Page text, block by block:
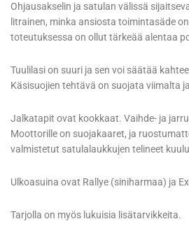
Ohjausakselin ja satulan välissä
litrainen, minka ansiosta toimintasäde
toteutuksessa on ollut tärkeää alentaa
Tuulilasi on suuri ja sen voi säätää
Käsisuojien tehtävä on suojata viimalta
Jalkatapit ovat kookkaat. Vaihde- ja
Moottorille on suojakaaret, ja
valmistetut satulalaukkujen telineet
Ulkoasuina ovat Rallye (siniharmaa) ja
Tarjolla on myös lukuisia lisätarvikkeita.